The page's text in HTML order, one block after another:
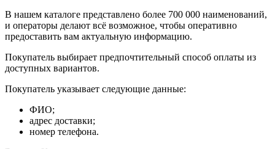
В нашем каталоге представлено более 700 000 наименований,
и операторы делают всё возможное, чтобы оперативно
предоставить вам актуальную информацию.
Покупатель выбирает предпочтительный способ оплаты из
доступных вариантов.
Покупатель указывает следующие данные:
ФИО;
адрес доставки;
номер телефона.